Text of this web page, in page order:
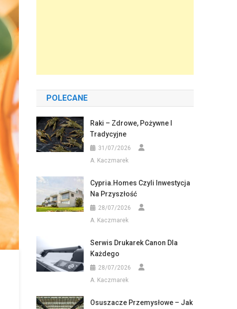
POLECANE
Raki – Zdrowe, Pożywne I
Tradycyjne
31/07/2026
A. Kaczmarek
Cypria.homes Czyli Inwestycja
Na Przyszłość
28/07/2026
A. Kaczmarek
Serwis Drukarek Canon Dla
Każdego
28/07/2026
A. Kaczmarek
Osuszacze Przemysłowe – Jak